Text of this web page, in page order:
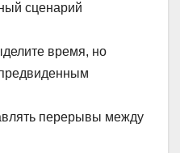
сценарий
время, но
перерывы между